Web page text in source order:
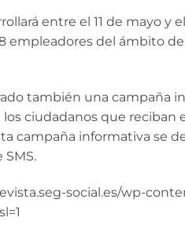
entre el 11 de mayo y
empleadores del ámbito
también una campaña
ciudadanos que
campaña informativa se